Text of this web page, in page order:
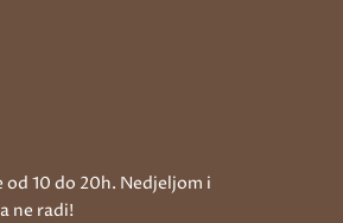
10 do 20h. Nedjeljom i
ne radi!